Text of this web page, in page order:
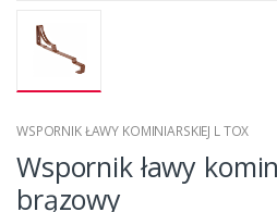
WSPORNIK ŁAWY KOMINIARSKIEJ L TOX
Wspornik ławy
brązowy